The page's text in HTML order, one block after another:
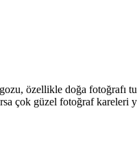
özellikle doğa fotoğrafı
çok güzel fotoğraf kareleri